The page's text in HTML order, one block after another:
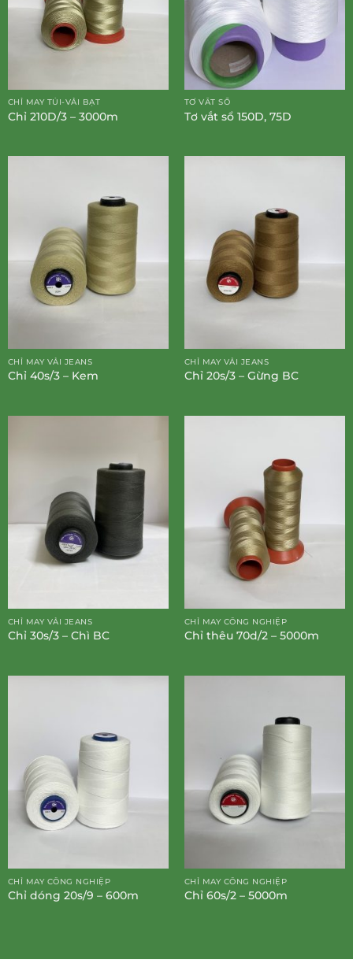
CHỈ MAY TÚI-VẢI BẠT
Chỉ 210D/3 – 3000m
TƠ VẮT SỔ
Tơ vắt sổ 150D, 75D
CHỈ MAY VẢI JEANS
Chỉ 40s/3 – Kem
CHỈ MAY VẢI JEANS
Chỉ 20s/3 – Gừng BC
CHỈ MAY VẢI JEANS
Chỉ 30s/3 – Chì BC
CHỈ MAY CÔNG NGHIỆP
Chỉ thêu 70d/2 – 5000m
CHỈ MAY CÔNG NGHIỆP
Chỉ dóng 20s/9 – 600m
CHỈ MAY CÔNG NGHIỆP
Chỉ 60s/2 – 5000m